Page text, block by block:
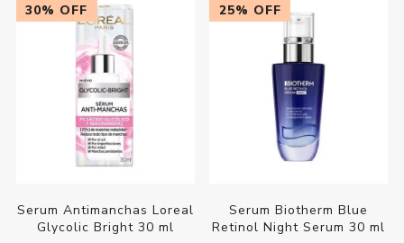
30% OFF
Serum Antimanchas Loreal
Glycolic Bright 30 ml
25% OFF
Serum Biotherm Blue
Retinol Night Serum 30 ml